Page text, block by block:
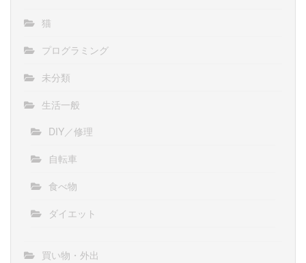
猫
プログラミング
未分類
生活一般
DIY／修理
自転車
食べ物
ダイエット
買い物・外出